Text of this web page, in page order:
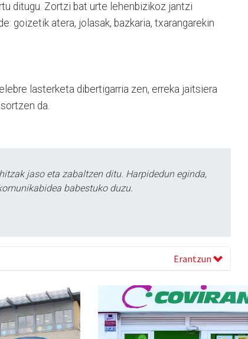
ditugu. Zortzi bat urte lehenbizikoz jantzi
goizetik atera, jolasak, bazkaria, txarangarekin
lasterketa dibertigarria zen, erreka jaitsiera
da.
jaso eta zabaltzen ditu. Harpidedun eginda,
babestuko duzu.
Erantzun